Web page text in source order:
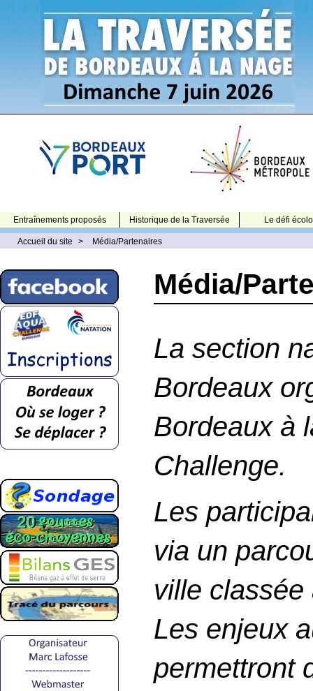
Entraînements proposés Historique de la Traversée Le défi
Accueil du site > Média/Partenaires
Média/
La section
Bordeaux
Bordeaux à
Challenge.
Les
via un
ville
Les enjeux
permettront